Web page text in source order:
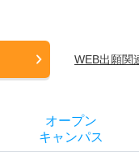
WEB出願関
オープン
キャンパス